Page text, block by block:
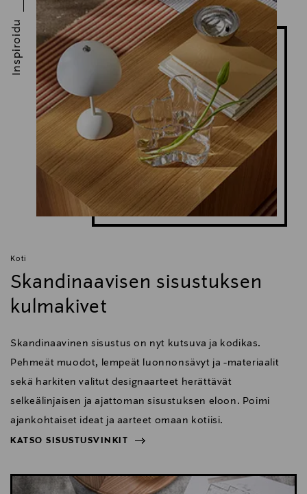
Koti
Skandinaavisen sisustuksen
kulmakivet
Skandinaavinen sisustus on nyt kutsuva ja kodikas.
Pehmeät muodot, lempeät luonnonsävyt ja -materiaalit
sekä harkiten valitut designaarteet herättävät
selkeälinjaisen ja ajattoman sisustuksen eloon. Poimi
ajankohtaiset ideat ja aarteet omaan kotiisi.
KATSO SISUSTUSVINKIT
Inspiroidu
KATSO SISUSTUSVINKIT